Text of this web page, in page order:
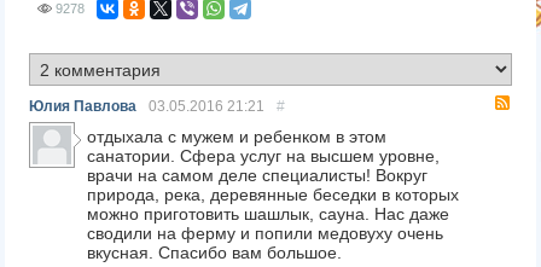
9278
Юлия Павлова 03.05.2016 21:21 #
отдыхала с мужем и ребенком в этом
санатории. Сфера услуг на высшем уровне,
врачи на самом деле специалисты! Вокруг
природа, река, деревянные беседки в которых
можно приготовить шашлык, сауна. Нас даже
сводили на ферму и попили медовуху очень
вкусная. Спасибо вам большое.